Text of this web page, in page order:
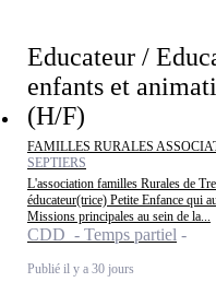
Educateur /
enfants et
(H/F)
FAMILLES RURALES
SEPTIERS
L'association familles Rurales de
éducateur(trice) Petite Enfance qui
Missions principales au sein de la...
CDD - Temps partiel
Publié il y a 30 jours